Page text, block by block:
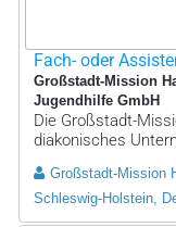
Fach- oder
Großstadt-Mission
Jugendhilfe GmbH
Die Großstadt-
diakonisches
Großstadt-Mission
Schleswig-Holstein,